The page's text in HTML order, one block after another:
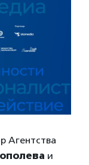
Агентства
и